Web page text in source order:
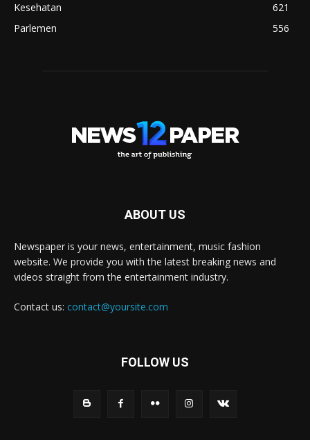
Kesehatan
621
Parlemen
556
ABOUT US
Newspaper is your news, entertainment, music fashion
website. We provide you with the latest breaking news and
videos straight from the entertainment industry.
Contact us: contact@yoursite.com
FOLLOW US